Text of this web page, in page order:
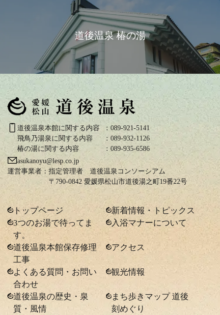
道後温泉 椿の湯
道後温泉本館に関する内容
：089-921-5141
飛鳥乃湯泉に関する内容
：089-932-1126
椿の湯に関する内容
：089-935-6586
asukanoyu@lesp.co.jp
運営事業者：指定管理者 道後温泉コンソーシアム
〒790-0842 愛媛県松山市道後湯之町19番22号
トップページ
新着情報・トピックス
3つのお湯で待ってま
す。
入浴マナーについて
道後温泉本館保存修理
工事
アクセス
よくある質問・お問い
合わせ
観光情報
道後温泉の歴史・泉
質・風情
まち歩きマップ 道後
刻めぐり